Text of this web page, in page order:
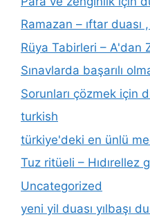
Ramazan – ıftar duası
Rüya Tabirleri – A'dan
Sınavlarda başarılı
Sorunları çözmek için
turkish
türkiye'deki en ünlü
Tuz ritüeli – Hıdırellez
Uncategorized
yeni yil duası yılbaşı